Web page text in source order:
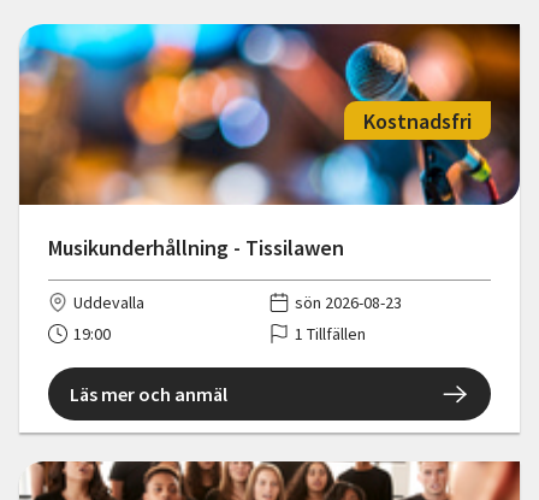
Musikunderhållning - Tissilawen
Kostnadsfri
Uddevalla
sön 2026-08-23
19:00
1 Tillfällen
Läs mer och anmäl